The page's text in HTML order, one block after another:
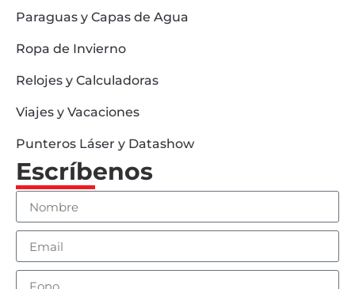
Paraguas y Capas de Agua
Ropa de Invierno
Relojes y Calculadoras
Viajes y Vacaciones
Punteros Láser y Datashow
Escríbenos